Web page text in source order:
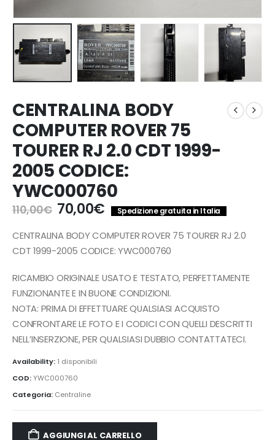
CENTRALINA BODY
COMPUTER ROVER 75
TOURER RJ 2.0 CDT 1999-
2005 CODICE:
YWC000760
110,00€ Il
originale
era:
70,00€Il
prezzo
attuale
è:
Spedizione gratuita in Italia
CENTRALINA BODY COMPUTER ROVER 75 TOURER RJ 2.0
CDT 1999-2005 CODICE: YWC000760
RICAMBIO ORIGINALE USATO E TESTATO, PERFETTAMENTE
FUNZIONANTE E IN BUONE CONDIZIONI.
NOTA: PRIMA DI EFFETTUARE QUALSIASI ACQUISTO
CONFRONTARE LE FOTO E I CODICI CON QUELLI DESCRITTI
NELL’INSERZIONE, PER QUALSIASI DUBBIO CONTATTATECI.
Availability: 1 disponibili
COD:YWC000760
Categoria: Centraline
AGGIUNGI AL CARRELLO